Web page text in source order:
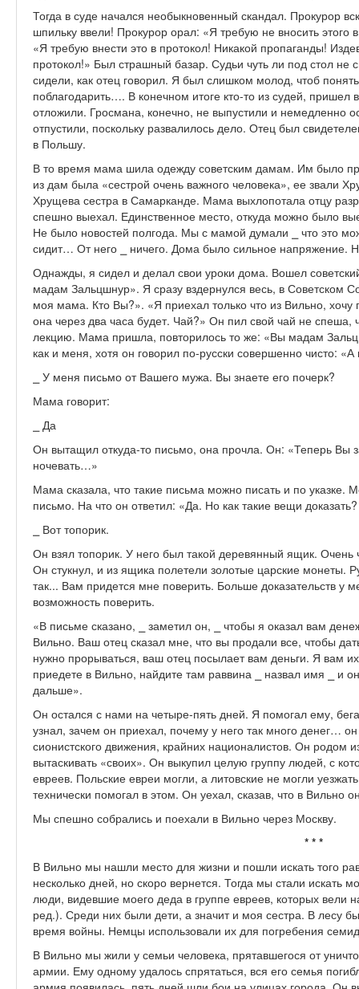
Тогда в суде начался необыкновенный скандал. Прокурор
шпильку ввели! Прокурор орал: «Я требую не вносить этого
«Я требую внести это в протокол! Никакой пропаганды!
протокол!» Был страшный базар. Судьи чуть ли под стол
сидели, как отец говорил. Я был слишком молод, чтоб
поблагодарить…. В конечном итоге кто-то из судей,
отложили. Гросмана, конечно, не выпустили и немедленно
отпустили, поскольку развалилось дело. Отец был
в Польшу.
В то время мама шила одежду советским дамам. Им было
из дам была «сестрой очень важного человека», ее звали
Хрущева сестра в Самарканде. Мама выхлопотала отцу
спешно выехал. Единственное место, откуда можно было
Не было новостей полгода. Мы с мамой думали ⎯ что это
сидит… От него ⎯ ничего. Дома было сильное напряжение.
Однажды, я сидел и делал свои уроки дома. Вошел
мадам Зальцшнур». Я сразу вздернулся весь, в Советском
моя мама. Кто Вы?». «Я приехал только что из Вильно,
она через два часа будет. Чай?» Он пил свой чай не спеша,
лекцию. Мама пришла, повторилось то же: «Вы мадам
как и меня, хотя он говорил по-русски совершенно чисто: «А
⎯ У меня письмо от Вашего мужа. Вы знаете его почерк?
Мама говорит:
⎯ Да
Он вытащил откуда-то письмо, она прочла. Он: «Теперь Вы
ночевать…»
Мама сказала, что такие письма можно писать и по указке.
письмо. На что он ответил: «Да. Но как такие вещи
⎯ Вот топорик.
Он взял топорик. У него был такой деревянный ящик. Очень
Он стукнул, и из ящика полетели золотые царские монеты.
так... Вам придется мне поверить. Больше доказательств
возможность поверить.
«В письме сказано, ⎯ заметил он, ⎯ чтобы я оказал вам
Вильно. Ваш отец сказал мне, что вы продали все, чтобы
нужно прорываться, ваш отец посылает вам деньги. Я вам
приедете в Вильно, найдите там раввина ⎯ назвал имя ⎯ и
дальше».
Он остался с нами на четыре-пять дней. Я помогал ему,
узнал, зачем он приехал, почему у него так много денег…
сионистского движения, крайних националистов. Он родом
вытаскивать «своих». Он выкупил целую группу людей, с
евреев. Польские евреи могли, а литовские не могли
технически помогал в этом. Он уехал, сказав, что в Вильно
Мы спешно собрались и поехали в Вильно через Москву.
* * *
В Вильно мы нашли место для жизни и пошли искать того
несколько дней, но скоро вернется. Тогда мы стали искать
люди, видевшие моего деда в группе евреев, которых вели
ред.). Среди них были дети, а значит и моя сестра. В лесу
время войны. Немцы использовали их для погребения
В Вильно мы жили у семьи человека, прятавшегося от
армии. Ему одному удалось спрятаться, вся его семья